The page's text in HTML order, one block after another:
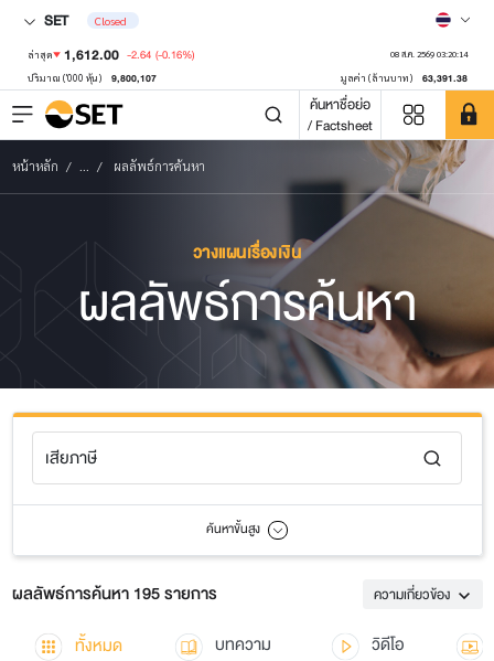
SET Closed
ล่าสุด 1,612.00 -2.64 (-0.16%) 08 ส.ค. 2569 03:20:14
ปริมาณ ('000 หุ้น) 9,800,107 มูลค่า (ล้านบาท) 63,391.38
ค้นหาชื่อย่อ
/ Factsheet
หน้าหลัก ... ผลลัพธ์การค้นหา
วางแผนเรื่องเงิน
ผลลัพธ์การค้นหา
ค้นหาขั้นสูง
ผลลัพธ์การค้นหา 195 รายการ ความเกี่ยวข้อง
ทั้งหมด บทความ วิดีโอ